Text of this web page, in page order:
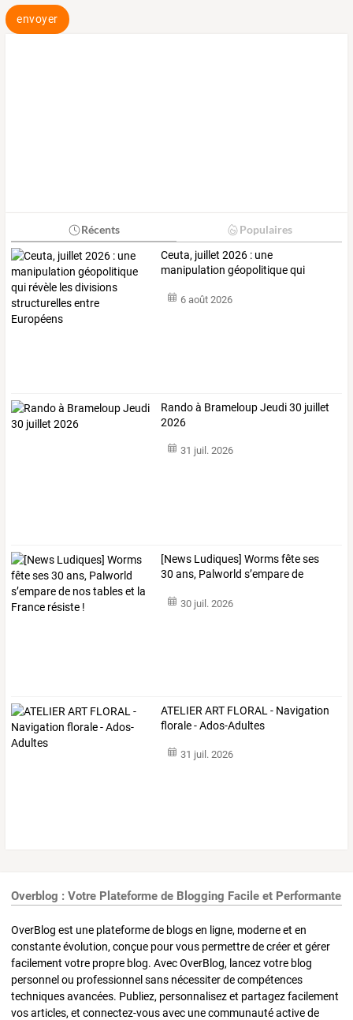
envoyer
Récents Populaires
Ceuta, juillet 2026 : une
manipulation géopolitiquequi
6 août 2026
Rando à Brameloup Jeudi 30 juillet
2026
31 juil. 2026
[News Ludiques] Wormsfêteses
30 ans, Palworld s’emparede
30 juil. 2026
ATELIER ART FLORAL - Navigation
florale - Ados-Adultes
31 juil. 2026
Overblog : Votre Plateforme de Blogging Facile et Performante
OverBlog est une plateforme de blogs en ligne, moderne et en
constante évolution, conçue pour vous permettre de créer et gérer
facilement votre propre blog. Avec OverBlog, lancez votre blog
personnel ou professionnel sans nécessiter de compétences
techniques avancées. Publiez, personnalisez et partagez facilement
vos articles, et connectez-vous avec une communauté active de